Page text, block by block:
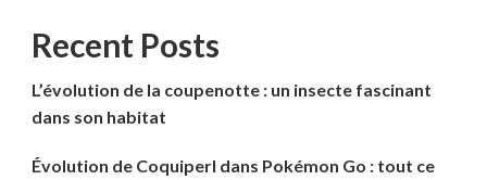
Recent Posts
L’évolution de la coupenotte : un insecte fascinant
dans son habitat
Évolution de Coquiperl dans Pokémon Go : tout ce